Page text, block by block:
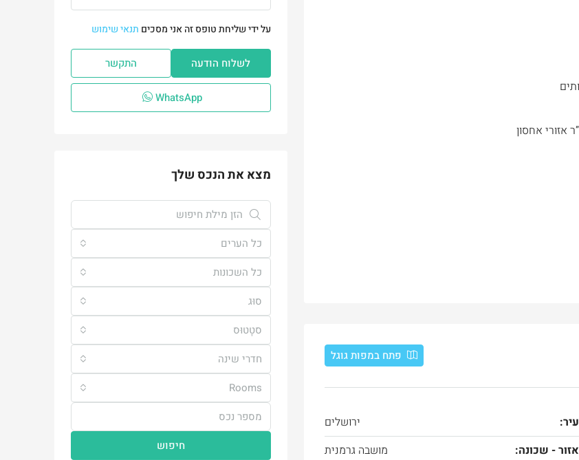
פתח במפות גוגל
עיר:
ירושלים
אזור - שכונה: מושבה גרמנית
על ידי שליחת טופס זה אני מסכים תנאי שימוש
לשלוח הודעה התקשר
WhatsApp
מצא את הנכס שלך
כל הערים
כל השכונות
סוּג
סטָטוּס
חדרי שינה
Rooms
חיפוש